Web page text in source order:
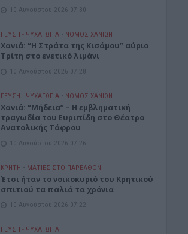
10 Αυγούστου 2026 07:30
ΓΕΎΣΗ - ΨΥΧΑΓΩΓΊΑ • ΝΟΜΌΣ ΧΑΝΊΩΝ
Χανιά: “Η Στράτα της Κισάμου” αύριο
Τρίτη στο ενετικό λιμάνι
10 Αυγούστου 2026 07:28
ΓΕΎΣΗ - ΨΥΧΑΓΩΓΊΑ • ΝΟΜΌΣ ΧΑΝΊΩΝ
Χανιά: “Μήδεια” – Η εμβληματική
τραγωδία του Ευριπίδη στο Θέατρο
Ανατολικής Τάφρου
10 Αυγούστου 2026 07:26
ΚΡΗΤΗ • ΜΑΤΙΕΣ ΣΤΟ ΠΑΡΕΛΘΟΝ
Έτσι ήταν το νοικοκυριό του Κρητικού
σπιτιού τα παλιά τα χρόνια
10 Αυγούστου 2026 07:22
ΓΕΎΣΗ - ΨΥΧΑΓΩΓΊΑ